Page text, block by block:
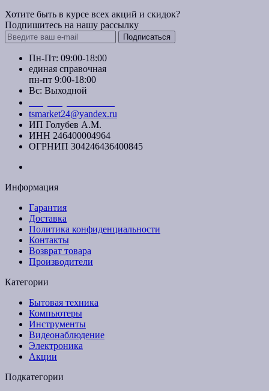
Хотите быть в курсе всех акций и скидок?
Подпишитесь на нашу рассылку
Подписаться
Пн-Пт: 09:00-18:00
единая справочная
пн-пт 9:00-18:00
Вс: Выходной
tsmarket24@yandex.ru
ИП Голубев А.М.
ИНН 246400004964
ОГРНИП 304246436400845
Информация
Гарантия
Доставка
Политика конфиденциальности
Контакты
Возврат товара
Производители
Категории
Бытовая техника
Компьютеры
Инструменты
Видеонаблюдение
Электроника
Акции
Подкатегории